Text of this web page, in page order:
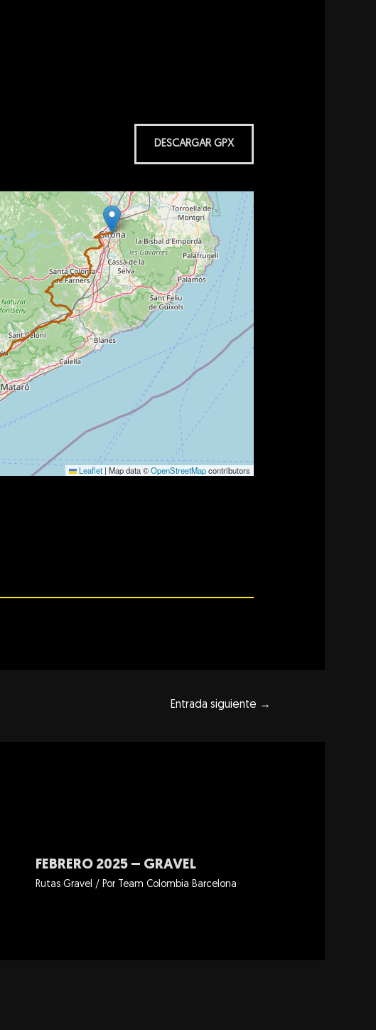
DESCARGAR GPX
Leaflet | Map data ©OpenStreetMapcontributors
Entrada siguiente →
FEBRERO 2025 – GRAVEL
Rutas Gravel / Por Team Colombia Barcelona